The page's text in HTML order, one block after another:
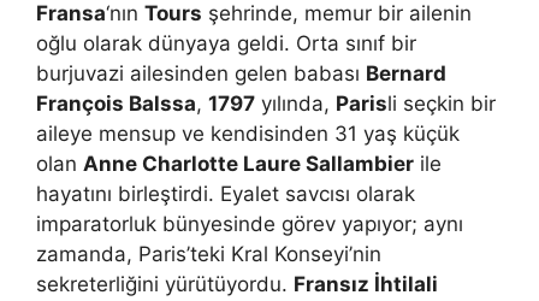
Fransa‘nın Tours şehrinde, memur bir ailenin
oğlu olarak dünyaya geldi. Orta sınıf bir
burjuvazi ailesinden gelen babası Bernard
François Balssa, 1797 yılında, Parisli seçkin bir
aileye mensup ve kendisinden 31 yaş küçük
olan Anne Charlotte Laure Sallambier ile
hayatını birleştirdi. Eyalet savcısı olarak
imparatorluk bünyesinde görev yapıyor; aynı
zamanda, Paris’teki Kral Konseyi’nin
sekreterliğini yürütüyordu. Fransız İhtilali